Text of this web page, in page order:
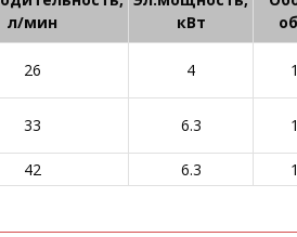
л/мин
кВт
26 4
33 6.3
42 6.3